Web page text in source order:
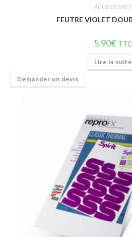
ACCESSOIRES
FEUTRE VIOLET
5.90€ TTC
Lire la suite
Demander un devis